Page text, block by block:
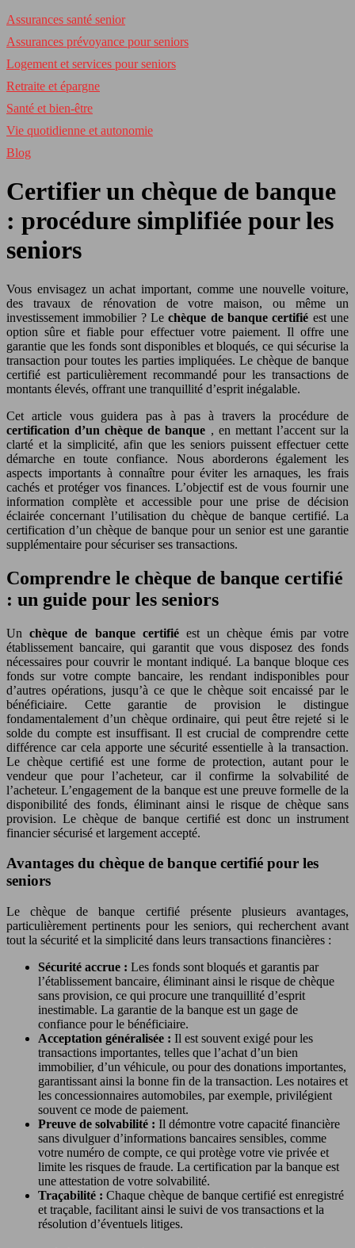
Assurances santé senior
Assurances prévoyance pour seniors
Logement et services pour seniors
Retraite et épargne
Santé et bien-être
Vie quotidienne et autonomie
Blog
Certifier un chèque de banque
: procédure simplifiée pour les
seniors
Vous envisagez un achat important, comme une nouvelle voiture,
des travaux de rénovation de votre maison, ou même un
investissement immobilier ? Lechèque de banque certifié est une
option sûre et fiable pour effectuer votre paiement. Il offre une
garantie que les fonds sont disponibles et bloqués, ce qui sécurise la
transaction pour toutes les parties impliquées. Le chèque de banque
certifié est particulièrement recommandé pour les transactions de
montants élevés, offrant une tranquillité d’esprit inégalable.
Cet article vous guidera pas à pas à travers la procédure de
certification d’un chèque de banque , en mettant l’accent sur la
clarté et la simplicité, afin que les seniors puissent effectuer cette
démarche en toute confiance. Nous aborderons également les
aspects importants à connaître pour éviter les arnaques, les frais
cachés et protéger vos finances. L’objectif est de vous fournir une
information complète et accessible pour une prise de décision
éclairée concernant l’utilisation du chèque de banque certifié. La
certification d’un chèque de banque pour un senior est une garantie
supplémentaire pour sécuriser ses transactions.
Comprendre le chèque de banque certifié
: un guide pour les seniors
Unchèque de banque certifiéest un chèque émis par votre
établissement bancaire, qui garantit que vous disposez des fonds
nécessaires pour couvrir le montant indiqué. La banque bloque ces
fonds sur votre compte bancaire, les rendant indisponibles pour
d’autres opérations, jusqu’à ce que le chèque soit encaissé par le
bénéficiaire. Cette garantie de provision le distingue
fondamentalement d’un chèque ordinaire, qui peut être rejeté si le
solde du compte est insuffisant. Il est crucial de comprendre cette
différence car cela apporte une sécurité essentielle à la transaction.
Le chèque certifié est une forme de protection, autant pour le
vendeur que pour l’acheteur, car il confirme la solvabilité de
l’acheteur. L’engagement de la banque est une preuve formelle de la
disponibilité des fonds, éliminant ainsi le risque de chèque sans
provision. Le chèque de banque certifié est donc un instrument
financier sécurisé et largement accepté.
Avantages du chèque de banque certifié pour les
seniors
Le chèque de banque certifié présente plusieurs avantages,
particulièrement pertinents pour les seniors, qui recherchent avant
tout la sécurité et la simplicité dans leurs transactions financières :
Sécurité accrue : Les fonds sont bloqués et garantis par
l’établissement bancaire, éliminant ainsi le risque de chèque
sans provision, ce qui procure une tranquillité d’esprit
inestimable. La garantie de la banque est un gage de
confiance pour le bénéficiaire.
Acceptation généralisée : Il est souvent exigé pour les
transactions importantes, telles que l’achat d’un bien
immobilier, d’un véhicule, ou pour des donations importantes,
garantissant ainsi la bonne fin de la transaction. Les notaires et
les concessionnaires automobiles, par exemple, privilégient
souvent ce mode de paiement.
Preuve de solvabilité : Il démontre votre capacité financière
sans divulguer d’informations bancaires sensibles, comme
votre numéro de compte, ce qui protège votre vie privée et
limite les risques de fraude. La certification par la banque est
une attestation de votre solvabilité.
Traçabilité : Chaque chèque de banque certifié est enregistré
et traçable, facilitant ainsi le suivi de vos transactions et la
résolution d’éventuels litiges.